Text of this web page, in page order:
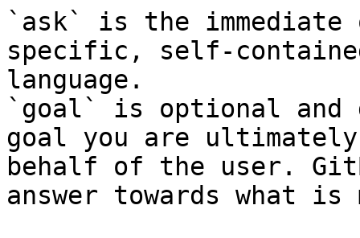
`ask` is the
specific, self-
language.
`goal` is optional and
goal you are
behalf of the user.
answer towards what